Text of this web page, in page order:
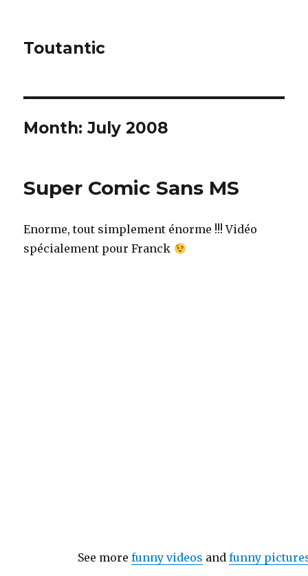
Toutantic
Month:July 2008
Super Comic Sans MS
Enorme, tout simplement énorme !!! Vidéo
spécialement pour Franck
See more funny videos and funny